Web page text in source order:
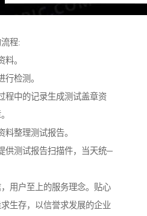
程:
。
检测。
程中的记录生成测试盖章资
整理测试报告。
供测试报告扫描件，当天统─
用户至上的服务理念。贴心
生存，以信誉求发展的企业